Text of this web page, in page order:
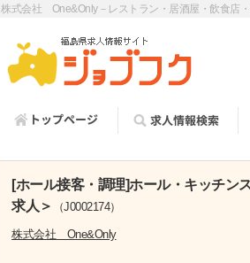
株式会社 One&Only－レストラン・居酒屋・飲食店
[ホール接客・調理]ホール・キッチン
求人＞
（J0002174）
株式会社 One&Only